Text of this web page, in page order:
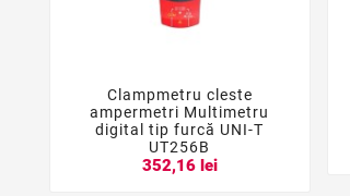
  
Clampmetru cleste
ampermetri Multimetru
digital tip furcă UNI-T
UT256B
352,16 lei